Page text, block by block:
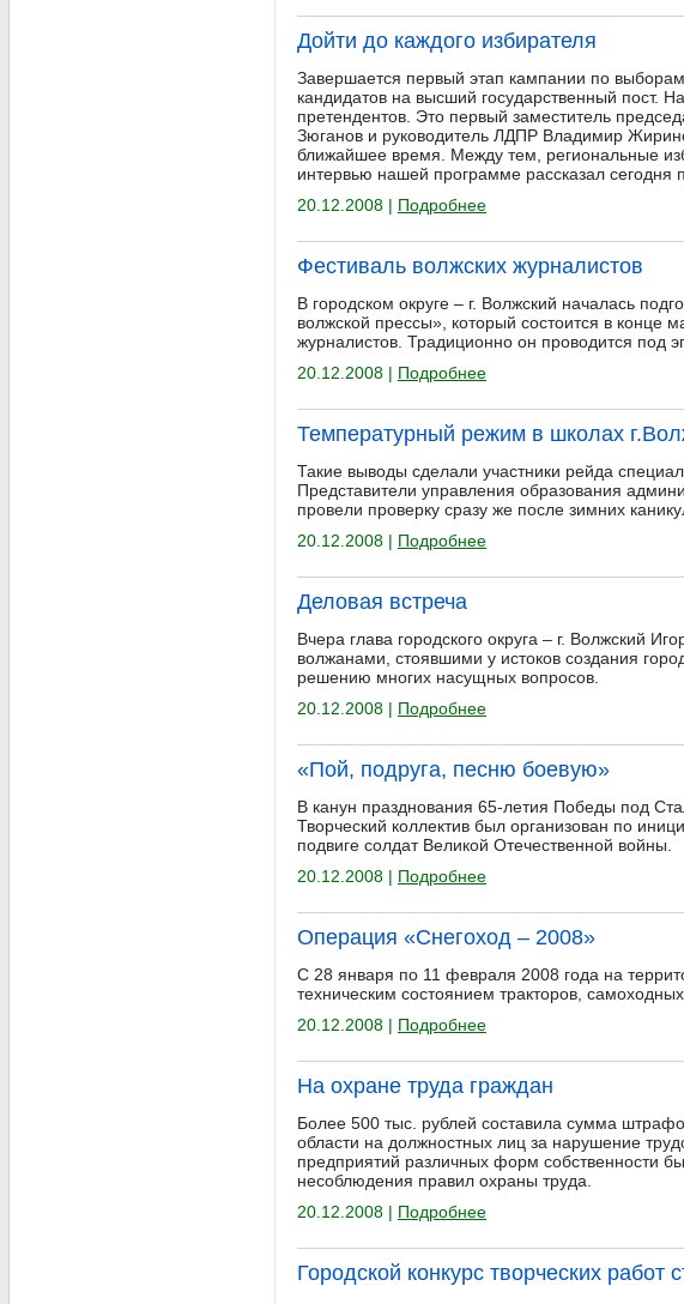
Дойти до каждого избирателя
Завершается первый этап кампании по
кандидатов на высший государственный пост.
претендентов. Это первый заместитель
Зюганов и руководитель ЛДПР Владимир
ближайшее время. Между тем, региональные
интервью нашей программе рассказал сегодня
20.12.2008 | Подробнее
Фестиваль волжских журналистов
В городском округе – г. Волжский началась
волжской прессы», который состоится в конце
журналистов. Традиционно он проводится под
20.12.2008 | Подробнее
Температурный режим в школах
Такие выводы сделали участники рейда
Представители управления образования
провели проверку сразу же после зимних
20.12.2008 | Подробнее
Деловая встреча
Вчера глава городского округа – г. Волжский
волжанами, стоявшими у истоков создания
решению многих насущных вопросов.
20.12.2008 | Подробнее
«Пой, подруга, песню боевую»
В канун празднования 65-летия Победы под
Творческий коллектив был организован по
подвиге солдат Великой Отечественной войны.
20.12.2008 | Подробнее
Операция «Снегоход – 2008»
С 28 января по 11 февраля 2008 года на
техническим состоянием тракторов,
20.12.2008 | Подробнее
На охране труда граждан
Более 500 тыс. рублей составила сумма
области на должностных лиц за нарушение
предприятий различных форм собственности
несоблюдения правил охраны труда.
20.12.2008 | Подробнее
Городской конкурс творческих работ